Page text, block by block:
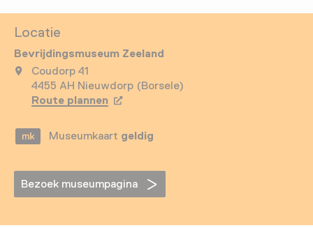
Locatie
Bevrijdingsmuseum Zeeland
Coudorp 41
4455 AH Nieuwdorp (Borsele)
Route plannen Opent in een nieuw tabblad
Museumkaart geldig
Bezoek museumpagina